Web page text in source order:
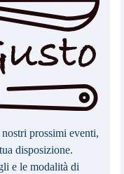
prossimi eventi,
disposizione.
e le modalità di